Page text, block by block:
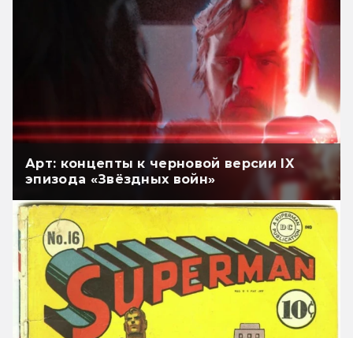
Арт: концепты к черновой версии IX
эпизода «Звёздных войн»